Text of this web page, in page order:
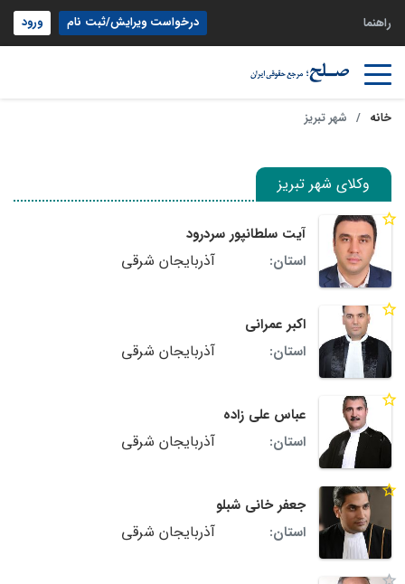
راهنما درخواست ویرایش/ثبت نام ورود
خانه شهر تبریز
وکلای شهر تبریز
آیت سلطانپور سردرود
استان:
آذربایجان شرقی
اکبر عمرانی
استان:
آذربایجان شرقی
عباس علی زاده
استان:
آذربایجان شرقی
جعفر خانی شبلو
استان:
آذربایجان شرقی